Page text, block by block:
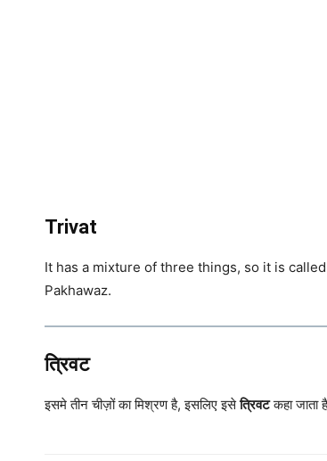
Trivat
It has a mixture of three things, so it is called
Pakhawaz.
त्रिवट
इसमे तीन चीज़ों का मिश्रण है, इसलिए इसेत्रिवटकहा जाता